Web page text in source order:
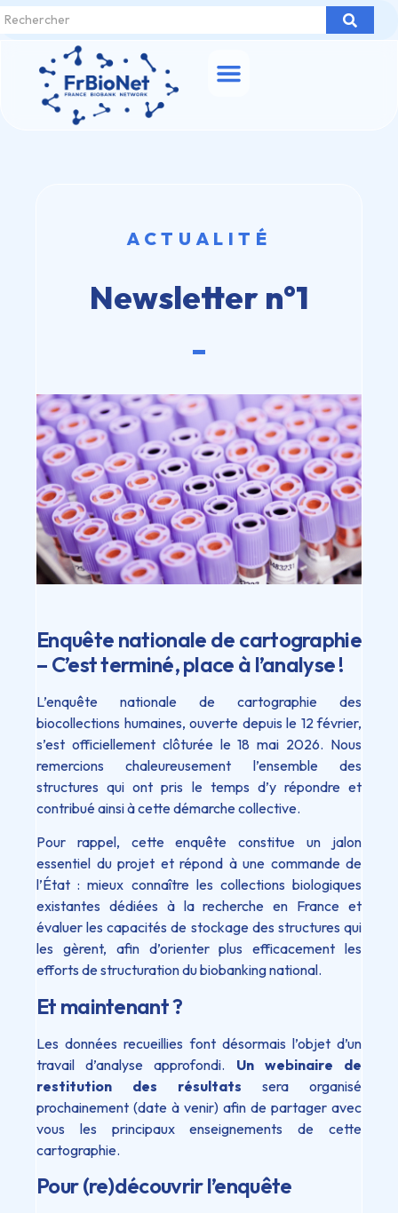
ACTUALITÉ
Newsletter n°1
Enquête nationale de cartographie
– C’est terminé, place à l’analyse !
L’enquête nationale de cartographie des
biocollections humaines, ouverte depuis le 12 février,
s’est officiellement clôturée le 18 mai 2026. Nous
remercions chaleureusement l’ensemble des
structures qui ont pris le temps d’y répondre et
contribué ainsi à cette démarche collective.
Pour rappel, cette enquête constitue un jalon
essentiel du projet et répond à une commande de
l’État : mieux connaître les collections biologiques
existantes dédiées à la recherche en France et
évaluer les capacités de stockage des structures qui
les gèrent, afin d’orienter plus efficacement les
efforts de structuration du biobanking national.
Et maintenant ?
Les données recueillies font désormais l’objet d’un
travail d’analyse approfondi. Un webinaire de
restitution des résultats sera organisé
prochainement (date à venir) afin de partager avec
vous les principaux enseignements de cette
cartographie.
Pour (re)découvrir l’enquête